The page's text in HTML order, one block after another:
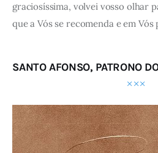
graciosíssima, volvei vosso olhar
que a Vós se recomenda e em Vós
SANTO AFONSO, PATRONO